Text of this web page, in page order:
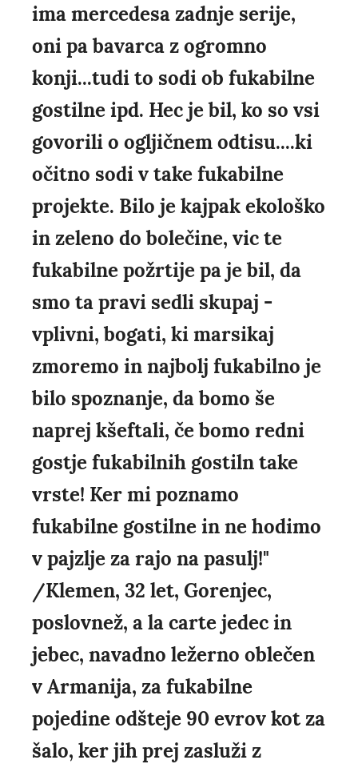
ima mercedesa zadnje serije,
oni pa bavarca z ogromno
konji...tudi to sodi ob fukabilne
gostilne ipd. Hec je bil, ko so vsi
govorili o ogljičnem odtisu....ki
očitno sodi v take fukabilne
projekte. Bilo je kajpak ekološko
in zeleno do bolečine, vic te
fukabilne požrtije pa je bil, da
smo ta pravi sedli skupaj -
vplivni, bogati, ki marsikaj
zmoremo in najbolj fukabilno je
bilo spoznanje, da bomo še
naprej kšeftali, če bomo redni
gostje fukabilnih gostiln take
vrste! Ker mi poznamo
fukabilne gostilne in ne hodimo
v pajzlje za rajo na pasulj!"
/Klemen, 32 let, Gorenjec,
poslovnež, a la carte jedec in
jebec, navadno ležerno oblečen
v Armanija, za fukabilne
pojedine odšteje 90 evrov kot za
šalo, ker jih prej zasluži z